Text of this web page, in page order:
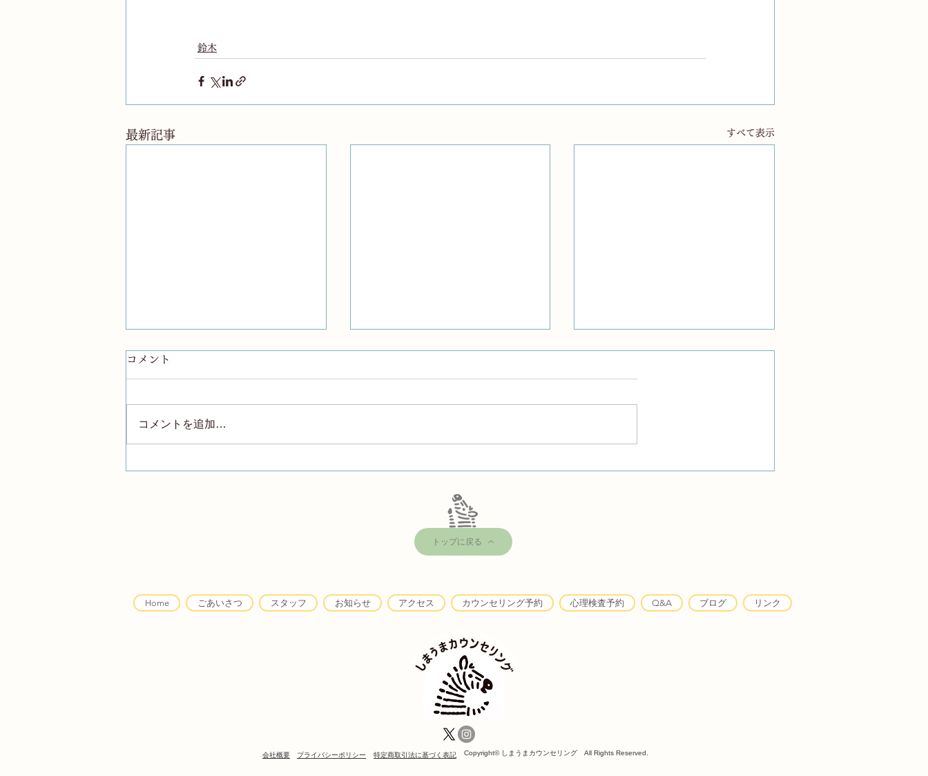
鈴木
最新記事 すべて表示
カップルに関するご利用につ
北村カウンセラーの新著「ポ
リフォニーの心理学的可能
鈴木カウンセラー出張に伴う
コメント
コメントを追加…
トップに戻る
Home ごあいさつ スタッフ お知らせ アクセス カウンセリング予約 心理検査予約 Q&A ブログ リンク
会社概要 プライバシーポリシー 特定商取引法に基づく表記 Copyright©️ しまうまカウンセリング All Rights Reserved.